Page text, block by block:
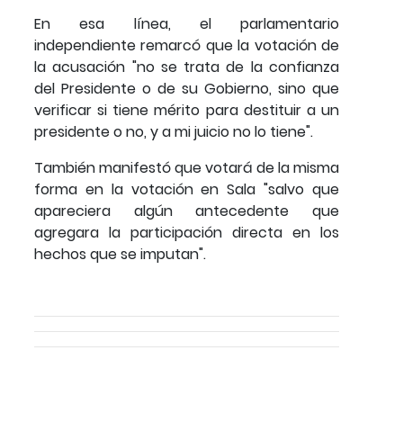
En esa línea, el parlamentario
independiente remarcó que la votación de
la acusación "no se trata de la confianza
del Presidente o de su Gobierno, sino que
verificar si tiene mérito para destituir a un
presidente o no, y a mi juicio no lo tiene".
También manifestó que votará de la misma
forma en la votación en Sala "salvo que
apareciera algún antecedente que
agregara la participación directa en los
hechos que se imputan".